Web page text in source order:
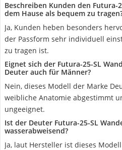
Beschreiben Kunden den Futura-
dem Hause als bequem zu
Ja, Kunden heben besonders
der Passform sehr individuell
zu tragen ist.
Eignet sich der Futura-25-SL
Deuter auch für Männer?
Nein, dieses Modell der Marke
weibliche Anatomie abgestimmt
ungeeignet.
Ist der Deuter Futura-25-SL
wasserabweisend?
Ja, laut Hersteller ist dieses